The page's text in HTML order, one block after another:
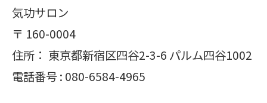
気功サロン
〒 160-0004
住所： 東京都新宿区四谷2-3-6 パルム四谷1002
電話番号 : 080-6584-4965